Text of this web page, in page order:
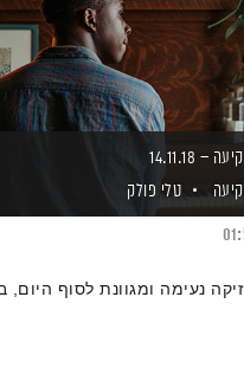
14.11.18
טלי פולק
נעימה ומגוונת לסוף היום,